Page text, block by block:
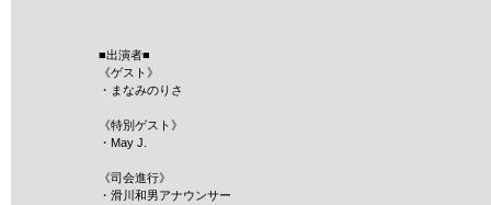
■出演者■
《ゲスト》
・まなみのりさ
《特別ゲスト》
・May J.
《司会進行》
・滑川和男アナウンサー